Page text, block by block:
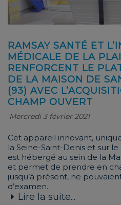
RAMSAY SANTÉ ET
MÉDICALE DE LA
RENFORCENT LE
DE LA MAISON DE
(93) AVEC
CHAMP OUVERT
Mercredi 3 février 2021
Cet appareil innovant,
la Seine-Saint-Denis et sur
est hébergé au sein de la
et permet de prendre en
jusqu’à présent, ne
d’examen.
Lire la suite...